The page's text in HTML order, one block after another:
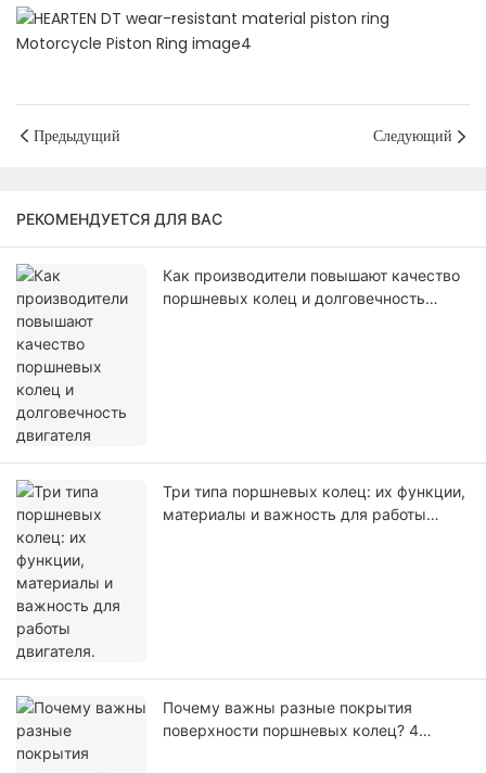
Предыдущий Следующий
РЕКОМЕНДУЕТСЯ ДЛЯ ВАС
Как производители повышают качество
поршневых колец и долговечность
Три типа поршневых колец: их функции,
материалы и важность для работы
Почему важны разные покрытия
поверхности поршневых колец? 4